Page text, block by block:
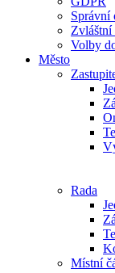
Správní
Zvláštní
Volby
Město
Rada
Místní